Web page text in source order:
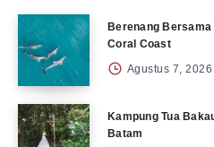
Berenang
Coral Coast
Agustus 7, 2026
Kampung Tua
Batam